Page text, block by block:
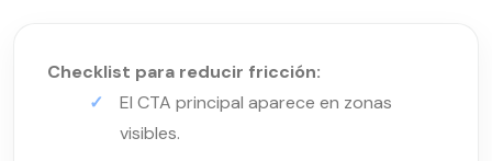
Checklist para reducir fricción:
El CTA principal aparece en zonas
visibles.